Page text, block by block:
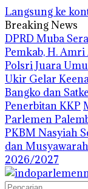
Langsung ke
Breaking News
DPRD Muba
Pemkab, H.
Polsri Juara
Ukir Gelar
Bangko dan
Penerbitan KKP
Parlemen
PKBM Nasyiah
dan
2026/2027